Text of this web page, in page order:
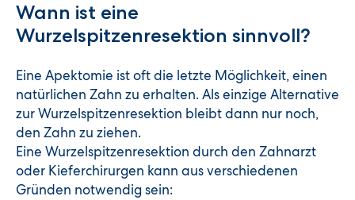
Wann ist eine
Wurzelspitzenresektion sinnvoll?
Eine Apektomie ist oft die letzte Möglichkeit, einen
natürlichen Zahn zu erhalten. Als einzige Alternative
zur Wurzelspitzenresektion bleibt dann nur noch,
den Zahn zu ziehen.
Eine Wurzelspitzenresektion durch den Zahnarzt
oder Kieferchirurgen kann aus verschiedenen
Gründen notwendig sein: